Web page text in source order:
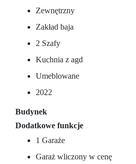
Zewnętrzny
Zakład baja
2 Szafy
Kuchnia z agd
Umeblowane
2022
Budynek
Dodatkowe funkcje
1 Garaże
Garaż wliczony w cenę